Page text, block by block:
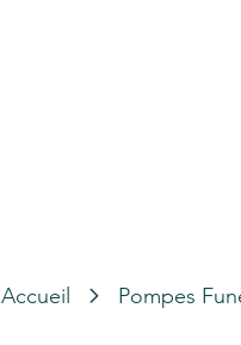
Accueil Pompes